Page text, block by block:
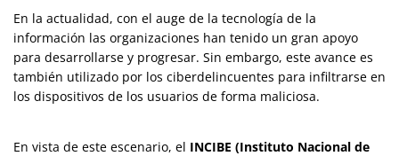
En la actualidad, con el auge de la tecnología de la
información las organizaciones han tenido un gran apoyo
para desarrollarse y progresar. Sin embargo, este avance es
también utilizado por los ciberdelincuentes para infiltrarse en
los dispositivos de los usuarios de forma maliciosa.
En vista de este escenario, el INCIBE (Instituto Nacional de